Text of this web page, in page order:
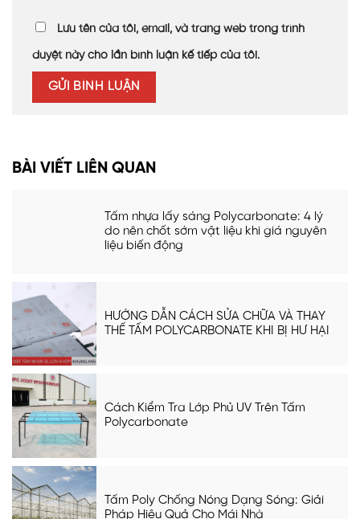
Lưu tên của tôi, email, và trang web trong trình
duyệt này cho lần bình luận kế tiếp của tôi.
BÀI VIẾT LIÊN QUAN
Tấm nhựa lấy sáng Polycarbonate: 4 lý
do nên chốt sớm vật liệu khi giá nguyên
liệu biến động
HƯỚNG DẪN CÁCH SỬA CHỮA VÀ THAY
THẾ TẤM POLYCARBONATE KHI BỊ HƯ HẠI
Cách Kiểm Tra Lớp Phủ UV Trên Tấm
Polycarbonate
Tấm Poly Chống Nóng Dạng Sóng: Giải
Pháp Hiệu Quả Cho Mái Nhà